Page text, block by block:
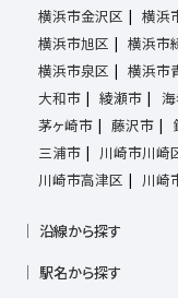
横浜市金沢区
横浜
横浜市旭区
横浜市
横浜市泉区
横浜市
大和市
綾瀬市
茅ヶ崎市
藤沢市
三浦市
川崎市川崎
川崎市高津区
川崎
沿線から探す
横須賀線
駅名から探す